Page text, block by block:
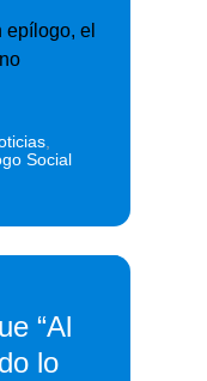
epílogo, el
,
Social
“Al
lo